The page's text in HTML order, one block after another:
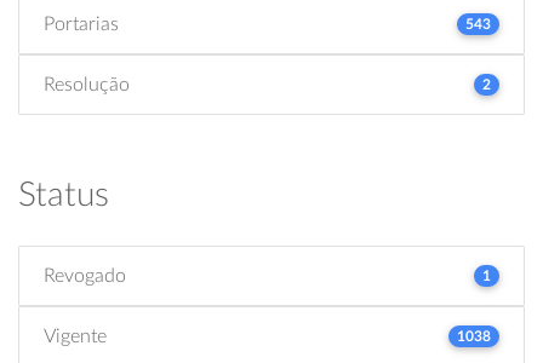
Portarias 543
Resolução 2
Status
Revogado 1
Vigente 1038